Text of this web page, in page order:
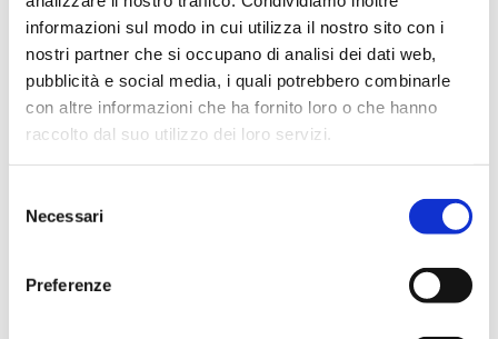
informazioni sul modo in cui utilizza il nostro sito con i
nostri partner che si occupano di analisi dei dati web,
pubblicità e social media, i quali potrebbero combinarle
con altre informazioni che ha fornito loro o che hanno
raccolto dal suo utilizzo dei loro servizi.
delNecessari
Preferenze
to shifting position
– 2 m flexible hose with coupling;
– Draw bar for tractor;
– Hose guide system with no end screw;
– Electric motor